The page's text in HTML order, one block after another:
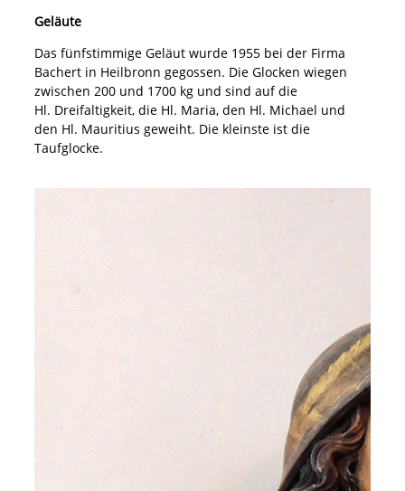
Geläute
Das fünfstimmige Geläut wurde 1955 bei der Firma
Bachert in Heilbronn gegossen. Die Glocken wiegen
zwischen 200 und 1700 kg und sind auf die
Hl. Dreifaltigkeit, die Hl. Maria, den Hl. Michael und
den Hl. Mauritius geweiht. Die kleinste ist die
Taufglocke.